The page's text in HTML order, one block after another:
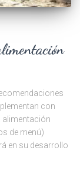
con
alimentación
de menú)
en su desarrollo